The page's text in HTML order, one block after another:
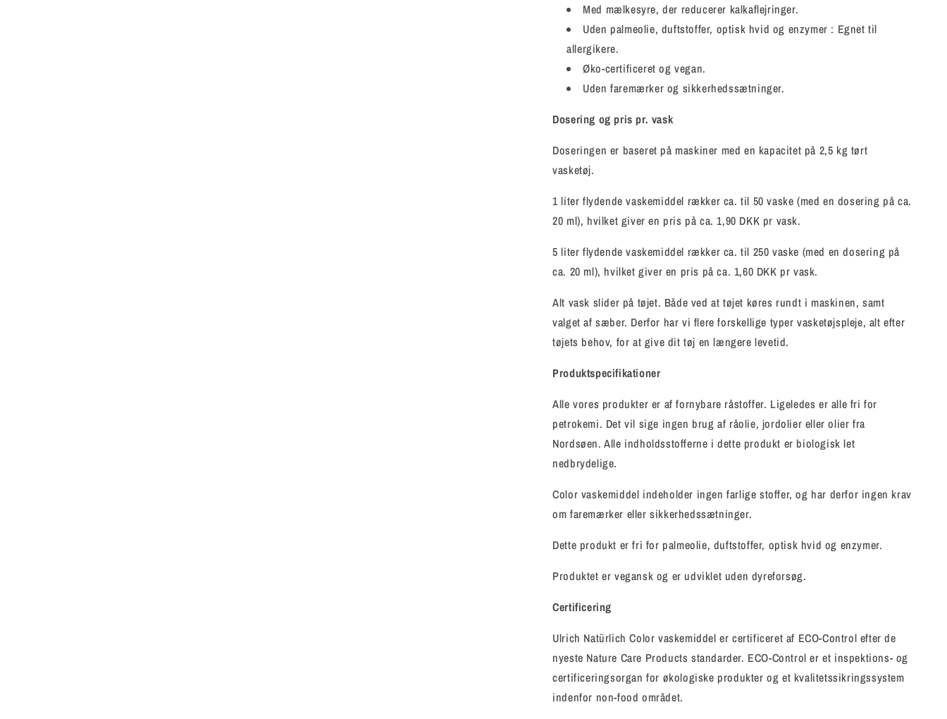
Med mælkesyre, der reducerer kalkaflejringer.
Uden palmeolie, duftstoffer, optisk hvid og enzymer : Egnet til
allergikere.
Øko-certificeret og vegan.
Uden faremærker og sikkerhedssætninger.
Dosering og pris pr. vask
Doseringen er baseret på maskiner med en kapacitet på 2,5 kg tørt
vasketøj.
1 liter flydende vaskemiddel rækker ca. til 50 vaske (med en dosering på ca.
20 ml), hvilket giver en pris på ca. 1,90 DKK pr vask.
5 liter flydende vaskemiddel rækker ca. til 250 vaske (med en dosering på
ca. 20 ml), hvilket giver en pris på ca. 1,60 DKK pr vask.
Alt vask slider på tøjet. Både ved at tøjet køres rundt i maskinen, samt
valget af sæber. Derfor har vi flere forskellige typer vasketøjspleje, alt efter
tøjets behov, for at give dit tøj en længere levetid.
Produkt­specifikationer
Alle vores produkter er af fornybare råstoffer. Ligeledes er alle fri for
petrokemi. Det vil sige ingen brug af råolie, jordolier eller olier fra
Nordsøen. Alle indholdsstofferne i dette produkt er biologisk let
nedbrydelige.
Color vaskemiddel indeholder ingen farlige stoffer, og har derfor ingen krav
om faremærker eller sikkerhedssætninger.
Dette produkt er fri for palmeolie, duftstoffer, optisk hvid og enzymer.
Produktet er vegansk og er udviklet uden dyreforsøg.
Certificering
Ulrich Natürlich Color vaskemiddel er certificeret af ECO-Control efter de
nyeste Nature Care Products standarder. ECO-Control er et inspektions- og
certificeringsorgan for økologiske produkter og et kvalitetssikringssystem
indenfor non-food området.